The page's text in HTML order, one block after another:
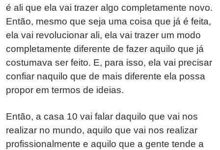
é ali que ela vai trazer algo completamente novo.
Então, mesmo que seja uma coisa que já é feita,
ela vai revolucionar ali, ela vai trazer um modo
completamente diferente de fazer aquilo que já
costumava ser feito. E, para isso, ela vai precisar
confiar naquilo que de mais diferente ela possa
propor em termos de ideias.
Então, a casa 10 vai falar daquilo que vai nos
realizar no mundo, aquilo que vai nos realizar
profissionalmente e aquilo que a gente tende a